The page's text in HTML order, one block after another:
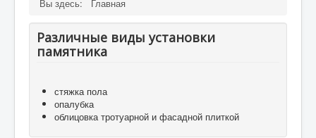
Вы здесь: Главная
Различные виды установки
памятника
стяжка пола
опалубка
облицовка тротуарной и фасадной плиткой